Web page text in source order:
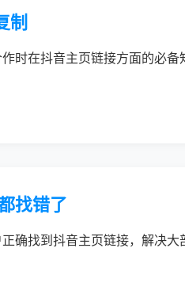
制
时在抖音主页链接方面的必备
找错了
确找到抖音主页链接，解决大